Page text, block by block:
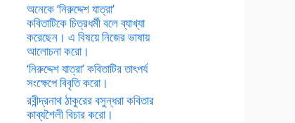
অনেকে ‘নিরুদ্দেশ যাত্রা’
কবিতাটিকে চিত্রধর্মী বলে ব্যাখ্যা
করেছেন। এ বিষয়ে নিজের ভাষায়
আলোচনা করো।
‘নিরুদ্দেশ যাত্রা’ কবিতাটির তাৎপর্য
সংক্ষেপে বিবৃতি করো।
রবীন্দ্রনাথ ঠাকুরের বসুন্ধরা কবিতার
কাব্যশৈলী বিচার করো।